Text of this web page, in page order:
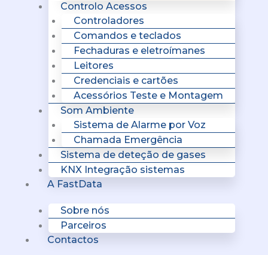
Controlo Acessos
Controladores
Comandos e teclados
Fechaduras e eletroímanes
Leitores
Credenciais e cartões
Acessórios Teste e Montagem
Som Ambiente
Sistema de Alarme por Voz
Chamada Emergência
Sistema de deteção de gases
KNX Integração sistemas
A FastData
Sobre nós
Parceiros
Contactos